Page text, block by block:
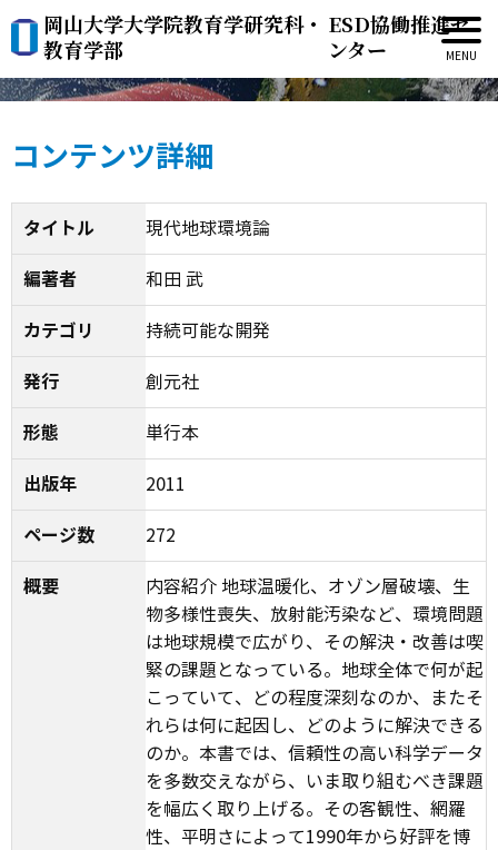
岡山大学大学院教育学研究科・
教育学部
ESD協働推進セ
ンター
現代地球環境論
コンテンツ詳細
タイトル 現代地球環境論
編著者 和田 武
カテゴリ 持続可能な開発
発行 創元社
形態 単行本
出版年 2011
ページ数 272
概要
内容紹介 地球温暖化、オゾン層破壊、生
物多様性喪失、放射能汚染など、環境問題
は地球規模で広がり、その解決・改善は喫
緊の課題となっている。地球全体で何が起
こっていて、どの程度深刻なのか、またそ
れらは何に起因し、どのように解決できる
のか。本書では、信頼性の高い科学データ
を多数交えながら、いま取り組むべき課題
を幅広く取り上げる。その客観性、網羅
性、平明さによって1990年から好評を博